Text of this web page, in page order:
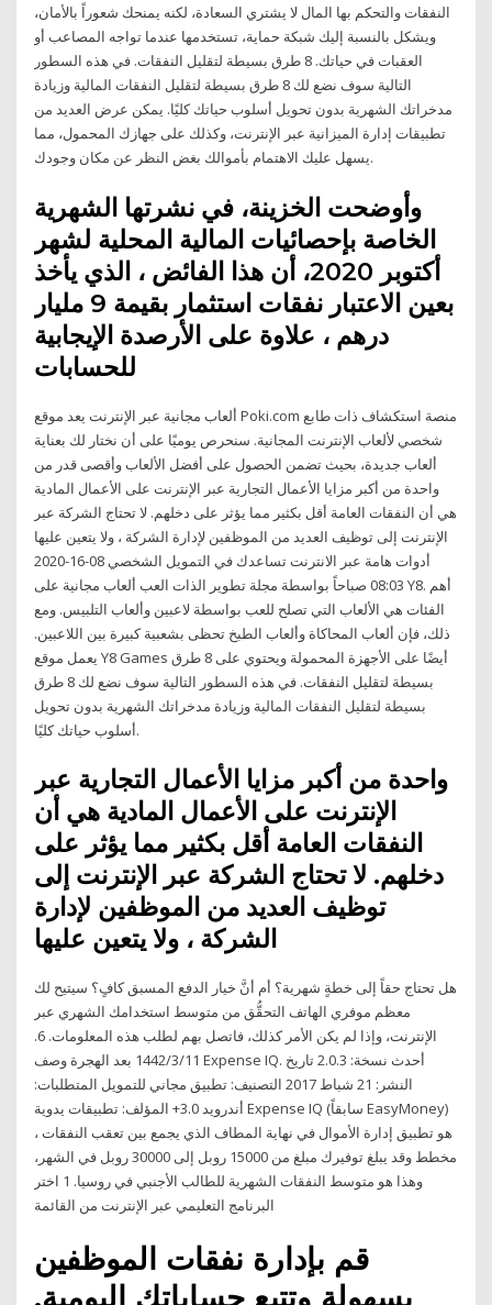
النفقات والتحكم بها المال لا يشتري السعادة، لكنه يمنحك شعوراً بالأمان،
ويشكل بالنسبة إليك شبكة حماية، تستخدمها عندما تواجه المصاعب أو
العقبات في حياتك. 8 طرق بسيطة لتقليل النفقات. في هذه السطور
التالية سوف نضع لك 8 طرق بسيطة لتقليل النفقات المالية وزيادة
مدخراتك الشهرية بدون تحويل أسلوب حياتك كليًا. يمكن عرض العديد من
تطبيقات إدارة الميزانية عبر الإنترنت، وكذلك على جهازك المحمول، مما
يسهل عليك الاهتمام بأموالك بغض النظر عن مكان وجودك.
وأوضحت الخزينة، في نشرتها الشهرية
الخاصة بإحصائيات المالية المحلية لشهر
أكتوبر 2020، أن هذا الفائض ، الذي يأخذ
بعين الاعتبار نفقات استثمار بقيمة 9 مليار
درهم ، علاوة على الأرصدة الإيجابية
للحسابات
ألعاب مجانية عبر الإنترنت يعد موقع Poki.com منصة استكشاف ذات طابع
شخصي لألعاب الإنترنت المجانية. سنحرص يوميًا على أن نختار لك بعناية
ألعاب جديدة، بحيث تضمن الحصول على أفضل الألعاب وأقصى قدر من
واحدة من أكبر مزايا الأعمال التجارية عبر الإنترنت على الأعمال المادية
هي أن النفقات العامة أقل بكثير مما يؤثر على دخلهم. لا تحتاج الشركة عبر
الإنترنت إلى توظيف العديد من الموظفين لإدارة الشركة ، ولا يتعين عليها
أدوات هامة عبر الانترنت تساعدك في التمويل الشخصي 08-16-2020
08:03 صباحاً بواسطة مجلة تطوير الذات العب ألعاب مجانية على Y8. أهم
الفئات هي الألعاب التي تصلح للعب بواسطة لاعبين وألعاب التلبيس. ومع
ذلك، فإن ألعاب المحاكاة وألعاب الطبخ تحظى بشعبية كبيرة بين اللاعبين.
يعمل موقع Y8 Games أيضًا على الأجهزة المحمولة ويحتوي على 8 طرق
بسيطة لتقليل النفقات. في هذه السطور التالية سوف نضع لك 8 طرق
بسيطة لتقليل النفقات المالية وزيادة مدخراتك الشهرية بدون تحويل
أسلوب حياتك كليًا.
واحدة من أكبر مزايا الأعمال التجارية عبر
الإنترنت على الأعمال المادية هي أن
النفقات العامة أقل بكثير مما يؤثر على
دخلهم. لا تحتاج الشركة عبر الإنترنت إلى
توظيف العديد من الموظفين لإدارة
الشركة ، ولا يتعين عليها
هل تحتاج حقاً إلى خطةٍ شهرية؟ أم أنَّ خيار الدفع المسبق كافٍ؟ سيتيح لك
معظم موفري الهاتف التحقُّق من متوسط استخدامك الشهري عبر
الإنترنت، وإذا لم يكن الأمر كذلك، فاتصل بهم لطلب هذه المعلومات. 6.
11‏‏/3‏‏/1442 بعد الهجرة وصف Expense IQ. أحدث نسخة: 2.0.3 تاريخ
النشر: 21 شباط 2017 التصنيف: تطبيق مجاني للتمويل المتطلبات:
أندرويد 3.0+ المؤلف: تطبيقات يدوية Expense IQ (سابقاً EasyMoney)
هو تطبيق إدارة الأموال في نهاية المطاف الذي يجمع بين تعقب النفقات ،
مخطط وقد يبلغ توفيرك مبلغ من 15000 روبل إلى 30000 روبل في الشهر،
وهذا هو متوسط النفقات الشهرية للطالب الأجنبي في روسيا. 1 اختر
البرنامج التعليمي عبر الإنترنت من القائمة
قم بإدارة نفقات الموظفين
بسهولة وتتبع حساباتك اليومية.